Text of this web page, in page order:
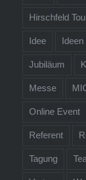
Hirschfeld
Idee Ideen
Jubiläum
Messe
Online Event
Referent
Tagung